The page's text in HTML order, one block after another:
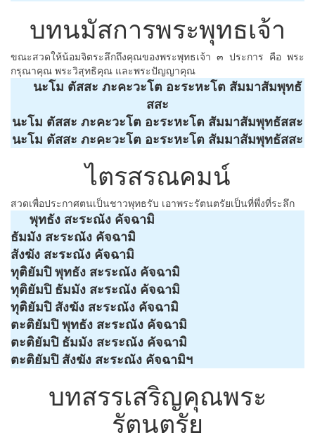
บทนมัสการพระพุทธเจ้า
ขณะสวดให้น้อมจิตระลึกถึงคุณของพระพุทธเจ้า ๓ ประการ คือ พระ
กรุณาคุณ พระวิสุทธิคุณ และพระปัญญาคุณ
นะโม ตัสสะ ภะคะวะโต อะระหะโต สัมมาสัมพุทธั
สสะ
นะโม ตัสสะ ภะคะวะโต อะระหะโต สัมมาสัมพุทธัสสะ
นะโม ตัสสะ ภะคะวะโต อะระหะโต สัมมาสัมพุทธัสสะ
ไตรสรณคมน์
สวดเพื่อประกาศตนเป็นชาวพุทธรับ เอาพระรัตนตรัยเป็นที่พึ่งที่ระลึก
พุทธัง สะระณัง คัจฉามิ
ธัมมัง สะระณัง คัจฉามิ
สังฆัง สะระณัง คัจฉามิ
ทุติยัมปิ พุทธัง สะระณัง คัจฉามิ
ทุติยัมปิ ธัมมัง สะระณัง คัจฉามิ
ทุติยัมปิ สังฆัง สะระณัง คัจฉามิ
ตะติยัมปิ พุทธัง สะระณัง คัจฉามิ
ตะติยัมปิ ธัมมัง สะระณัง คัจฉามิ
ตะติยัมปิ สังฆัง สะระณัง คัจฉามิฯ
บทสรรเสริญคุณพระ
รัตนตรัย